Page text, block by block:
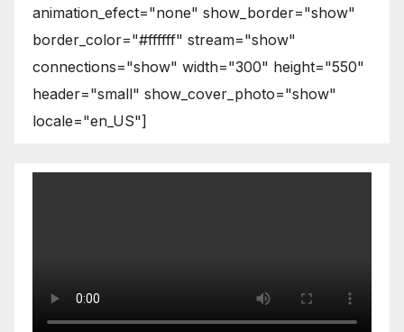
animation_efect="none" show_border="show"
border_color="#ffffff" stream="show"
connections="show" width="300" height="550"
header="small" show_cover_photo="show"
locale="en_US"]